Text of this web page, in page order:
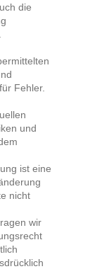
die
Fehler.
und
ist eine
nicht
wir